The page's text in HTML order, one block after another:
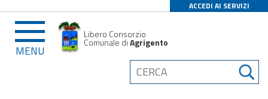
ACCEDI AI SERVIZI
MENU
Libero Consorzio
Comunale diAgrigento